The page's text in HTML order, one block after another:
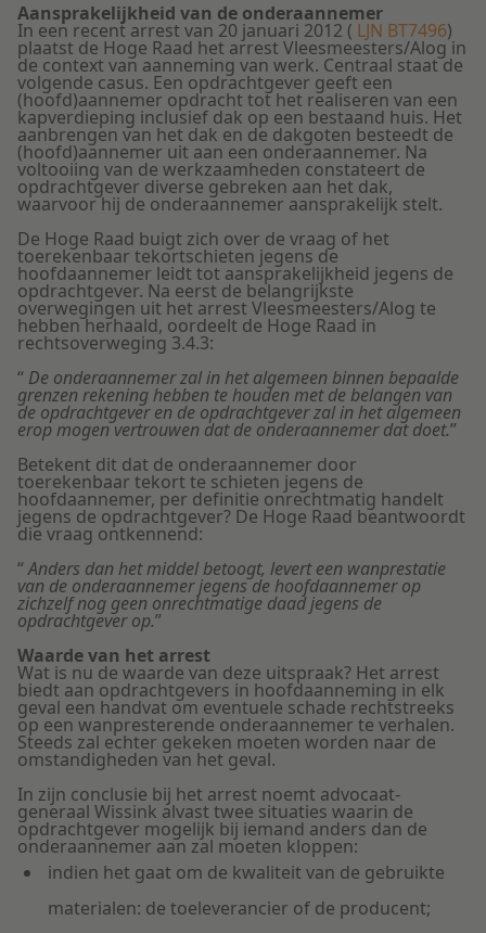
Aansprakelijkheid van de onderaannemer
In een recent arrest van 20 januari 2012 ( LJN BT7496)
plaatst de Hoge Raad het arrest Vleesmeesters/Alog in
de context van aanneming van werk. Centraal staat de
volgende casus. Een opdrachtgever geeft een
(hoofd)aannemer opdracht tot het realiseren van een
kapverdieping inclusief dak op een bestaand huis. Het
aanbrengen van het dak en de dakgoten besteedt de
(hoofd)aannemer uit aan een onderaannemer. Na
voltooiing van de werkzaamheden constateert de
opdrachtgever diverse gebreken aan het dak,
waarvoor hij de onderaannemer aansprakelijk stelt.
De Hoge Raad buigt zich over de vraag of het
toerekenbaar tekortschieten jegens de
hoofdaannemer leidt tot aansprakelijkheid jegens de
opdrachtgever. Na eerst de belangrijkste
overwegingen uit het arrest Vleesmeesters/Alog te
hebben herhaald, oordeelt de Hoge Raad in
rechtsoverweging 3.4.3:
“ De onderaannemer zal in het algemeen binnen bepaalde
grenzen rekening hebben te houden met de belangen van
de opdrachtgever en de opdrachtgever zal in het algemeen
erop mogen vertrouwen dat de onderaannemer dat doet.”
Betekent dit dat de onderaannemer door
toerekenbaar tekort te schieten jegens de
hoofdaannemer, per definitie onrechtmatig handelt
jegens de opdrachtgever? De Hoge Raad beantwoordt
die vraag ontkennend:
“Anders dan het middel betoogt, levert een wanprestatie
van de onderaannemer jegens de hoofdaannemer op
zichzelf nog geen onrechtmatige daad jegens de
opdrachtgever op.”
Waarde van het arrest
Wat is nu de waarde van deze uitspraak? Het arrest
biedt aan opdrachtgevers in hoofdaanneming in elk
geval een handvat om eventuele schade rechtstreeks
op een wanpresterende onderaannemer te verhalen.
Steeds zal echter gekeken moeten worden naar de
omstandigheden van het geval.
In zijn conclusie bij het arrest noemt advocaat-
generaal Wissink alvast twee situaties waarin de
opdrachtgever mogelijk bij iemand anders dan de
onderaannemer aan zal moeten kloppen:
indien het gaat om de kwaliteit van de gebruikte
materialen: de toeleverancier of de producent;